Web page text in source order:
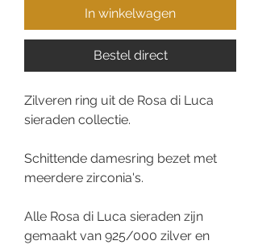
In winkelwagen
Bestel direct
Zilveren ring uit de Rosa di Luca
sieraden collectie.
Schittende damesring bezet met
meerdere zirconia's.
Alle Rosa di Luca sieraden zijn
gemaakt van 925/000 zilver en